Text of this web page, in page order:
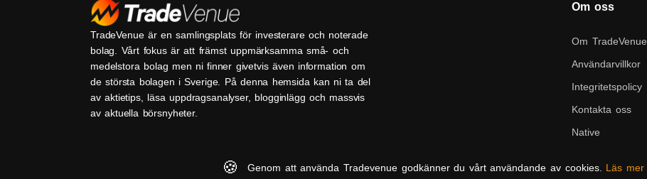
TradeVenue är en samlingsplats för investerare och noterade
bolag. Vårt fokus är att främst uppmärksamma små- och
medelstora bolag men ni finner givetvis även information om
de största bolagen i Sverige. På denna hemsida kan ni ta del
av aktietips, läsa uppdragsanalyser, blogginlägg och massvis
av aktuella börsnyheter.
Om oss
Om TradeVenue
Användarvillkor
Integritetspolicy
Kontakta oss
Native
🍪 Genom att använda Tradevenue godkänner du vårt användande av cookies. Läs mer